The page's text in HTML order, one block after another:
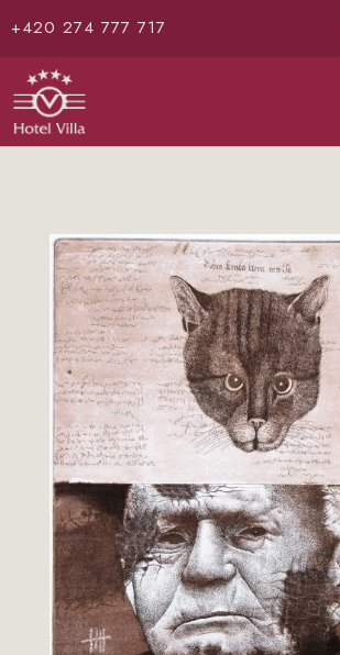
+420 274 777 717